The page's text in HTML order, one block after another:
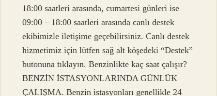
18:00 saatleri arasında, cumartesi günleri ise
09:00 – 18:00 saatleri arasında canlı destek
ekibimizle iletişime geçebilirsiniz. Canlı destek
hizmetimiz için lütfen sağ alt köşedeki “Destek”
butonuna tıklayın. Benzinlikte kaç saat çalışır?
BENZİN İSTASYONLARINDA GÜNLÜK
ÇALIŞMA. Benzin istasyonları genellikle 24